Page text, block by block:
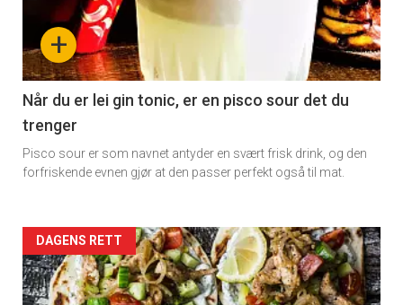
section
11
Dagens
rett
+
Når du er lei gin tonic, er en pisco sour det du
trenger
Pisco sour er som navnet antyder en svært frisk drink, og den
forfriskende evnen gjør at den passer perfekt også til mat.
Artikler
detail
DAGENS RETT